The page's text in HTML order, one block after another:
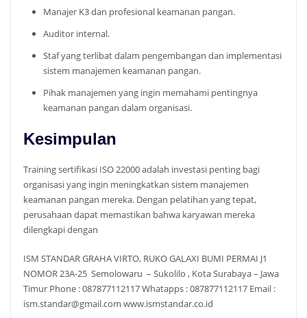
Manajer K3 dan profesional keamanan pangan.
Auditor internal.
Staf yang terlibat dalam pengembangan dan implementasi
sistem manajemen keamanan pangan.
Pihak manajemen yang ingin memahami pentingnya
keamanan pangan dalam organisasi.
Kesimpulan
Training sertifikasi ISO 22000 adalah investasi penting bagi
organisasi yang ingin meningkatkan sistem manajemen
keamanan pangan mereka. Dengan pelatihan yang tepat,
perusahaan dapat memastikan bahwa karyawan mereka
dilengkapi dengan
ISM STANDAR GRAHA VIRTO, RUKO GALAXI BUMI PERMAI J1
NOMOR 23A-25 Semolowaru – Sukolilo , Kota Surabaya – Jawa
Timur Phone : 087877112117 Whatapps : 087877112117 Email :
ism.standar@gmail.com www.ismstandar.co.id